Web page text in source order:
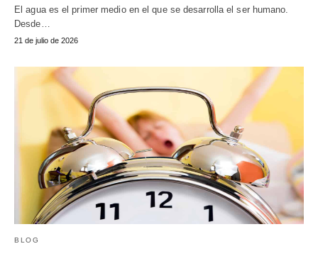
El agua es el primer medio en el que se desarrolla el ser humano.
Desde…
21 de julio de 2026
BLOG